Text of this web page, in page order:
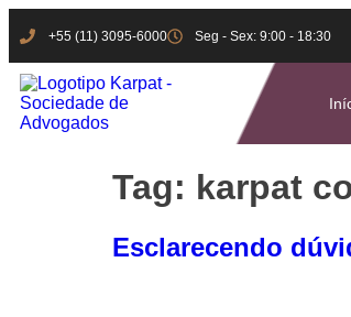
+55 (11) 3095-6000 Seg - Sex: 9:00 - 18:30
Tag: karpat
Esclarecendo